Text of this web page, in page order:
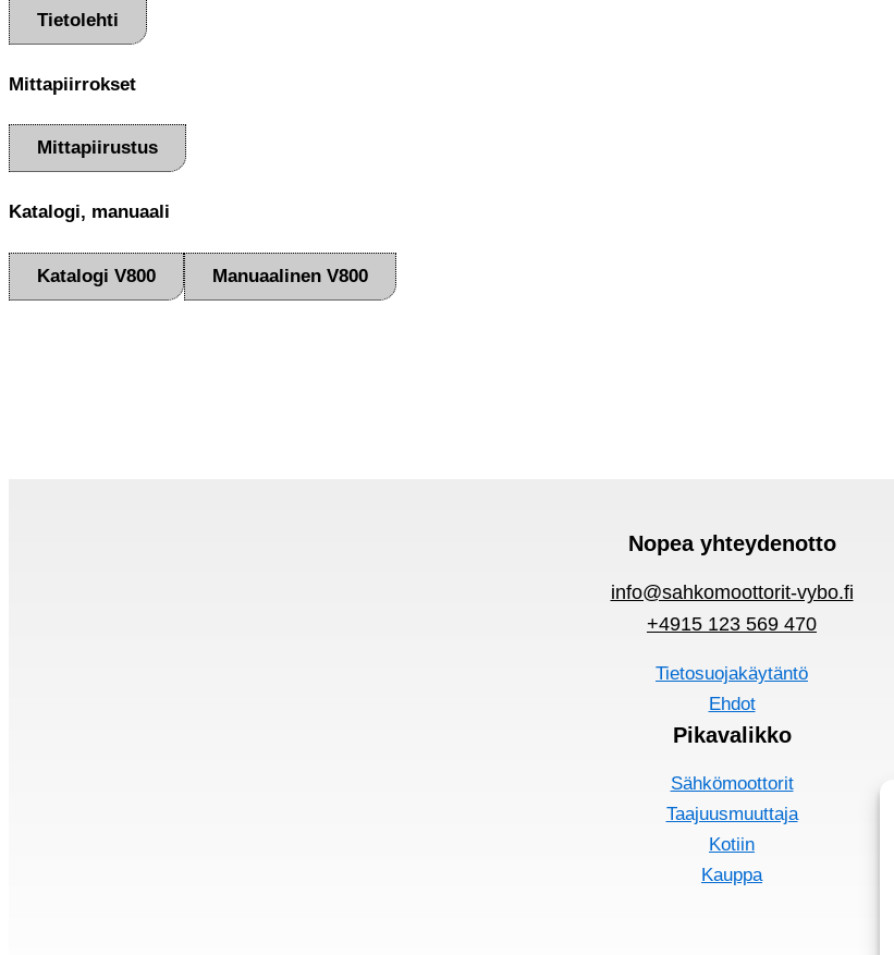
Tietolehti
Mittapiirrokset
Mittapiirustus
Katalogi, manuaali
Katalogi V800 Manuaalinen V800
Nopea yhteydenotto
info@sahkomoottorit-vybo.fi
+4915 123 569 470
Tietosuojakäytäntö
Ehdot
Pikavalikko
Sähkömoottorit
Taajuusmuuttaja
Kotiin
Kauppa